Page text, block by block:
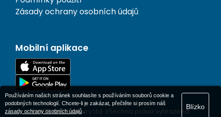
Zásady ochrany osobních údajů
Mobilní aplikace
© 1977-2026AFerry Ltd. Všechna práva vyhrazena.
Používáním našich stránek souhlasíte s používáním souborů cookie a
podobných technologií. Chcete-li je zakázat, přečtěte si prosím náš
zásady ochrany osobních údajů.
Blízko